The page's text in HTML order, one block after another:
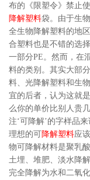
布的《限塑令》禁止
降解塑料袋。由于生
全生物降解塑料的地
合塑料也是不错的选
一部分PE。然而，在
料的类别。其实大部
料、光降解塑料和生
宜的后者，认为这就
么你的单价比别人贵
注‘可降解’的字样品来
理想的可降解塑料应
物可降解材料是聚乳
土埋、堆肥、淡水降
完全降解为水和二氧